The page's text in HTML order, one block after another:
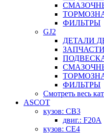
ФИЛЬТРЫ
GJ2
ДЕТАЛИ
ФИЛЬТРЫ
Смотреть весь
ASCOT
кузов: CB3
двиг.: F20A
кузов: CE4